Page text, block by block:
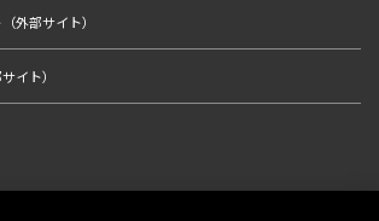
外部サイト）
イト）